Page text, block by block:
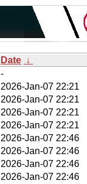
Date ↓
-
2026-Jan-07 22:21
2026-Jan-07 22:21
2026-Jan-07 22:21
2026-Jan-07 22:21
2026-Jan-07 22:46
2026-Jan-07 22:46
2026-Jan-07 22:46
2026-Jan-07 22:46